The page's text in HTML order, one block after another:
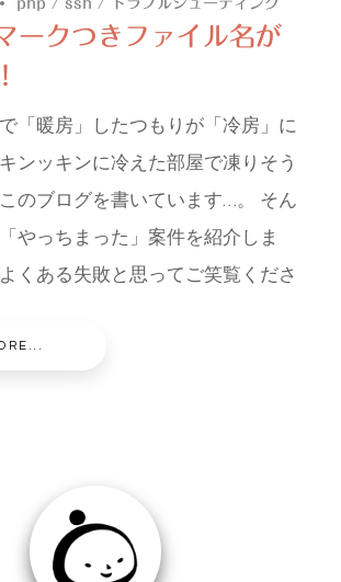
ークつきファイル名が
「暖房」したつもりが「冷房」に
ンッキンに冷えた部屋で凍りそう
のブログを書いています…。 そん
やっちまった」案件を紹介しま
くある失敗と思ってご笑覧くださ